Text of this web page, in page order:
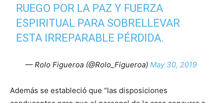
RUEGO POR LA PAZ Y FUERZA
ESPIRITUAL PARA SOBRELLEVAR
ESTA IRREPARABLE PÉRDIDA.
— Rolo Figueroa (@Rolo_Figueroa) May 30, 2019
Además se estableció que “las disposiciones